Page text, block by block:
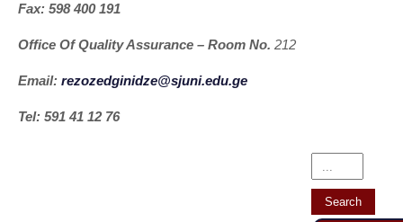
Fax: 598 400 191
Office Of Quality Assurance – Room No. 212
Email: rezozedginidze@sjuni.edu.ge
Tel: 591 41 12 76